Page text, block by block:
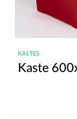
KASTES
Kaste